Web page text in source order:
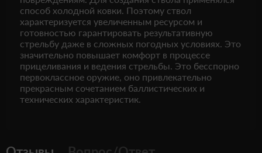
способ холодной ковки. Поэтому ствол
характеризуется увеличенным ресурсом и
готовностью гарантировать результативную
стрельбу даже в сложных погодных условиях. Это
значительно повышает комфорт в процессе
прицеливания и ведения стрельбы. Это бесспорно
первоклассное оружие, оно привлекательно
прекрасным сочетанием баллистических и
технических характеристик.